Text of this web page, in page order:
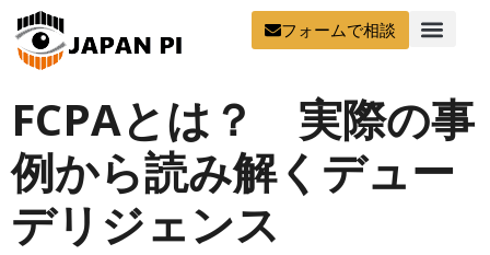
フォームで相談
FCPAとは？ 実際の事
例から読み解くデュー
デリジェンス